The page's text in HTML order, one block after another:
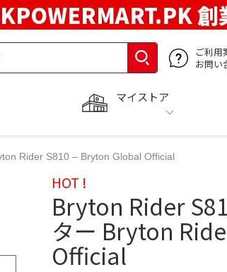
創
ご利用
お問い
マイストア
Rider S810 – Bryton Global Official
HOT !
Bryton Rider
ター Bryton
Official